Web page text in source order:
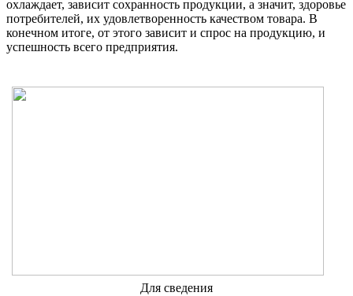
охлаждает, зависит сохранность продукции, а значит, здоровье
потребителей, их удовлетворенность качеством товара. В
конечном итоге, от этого зависит и спрос на продукцию, и
успешность всего предприятия.
Для сведения